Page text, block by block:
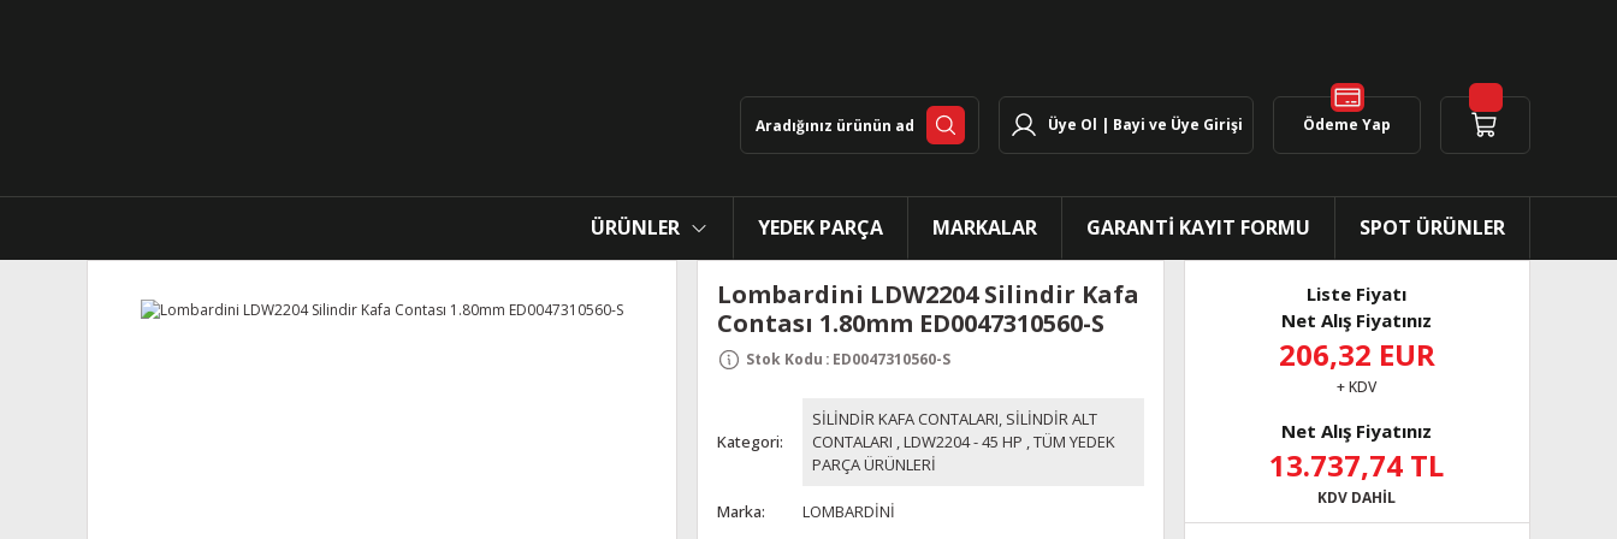
Üye Ol | Bayi ve Üye Girişi Ödeme Yap
ÜRÜNLER YEDEK PARÇA MARKALAR GARANTİ KAYIT FORMU SPOT ÜRÜNLER
Lombardini LDW2204 Silindir Kafa
Contası 1.80mm ED0047310560-S
Stok Kodu : ED0047310560-S
Kategori
SİLİNDİR KAFA CONTALARI, SİLİNDİR ALT
CONTALARI ,LDW2204 - 45 HP ,TÜM YEDEK
PARÇA ÜRÜNLERİ
Marka
LOMBARDİNİ
Liste Fiyatı
Net Alış Fiyatınız
206,32 EUR
+ KDV
Net Alış Fiyatınız
13.737,74 TL
KDV DAHİL